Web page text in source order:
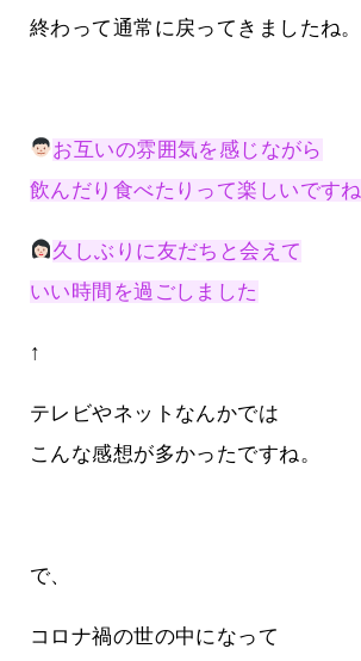
終わって通常に戻ってきましたね。
お互いの雰囲気を感じながら
飲んだり食べたりって楽しいですね
久しぶりに友だちと会えて
いい時間を過ごしました
↑
テレビやネットなんかでは
こんな感想が多かったですね。
で、
コロナ禍の世の中になって